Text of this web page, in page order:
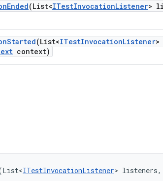
Ended(List<ITestInvocationListener>
Started(List<ITestInvocationListener
context)
ITestInvocationListener> listeners,